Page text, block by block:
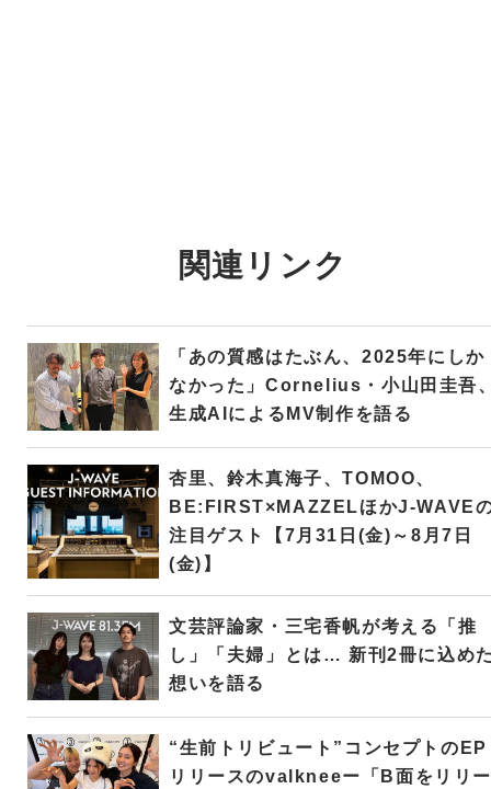
関連リンク
「あの質感はたぶん、2025年にしか
なかった」Cornelius・小山田圭吾
生成AIによるMV制作を語る
杏里、鈴木真海子、TOMOO、
BE:FIRST×MAZZELほかJ-WAVE
注目ゲスト【7月31日(金)～8月7日
(金)】
文芸評論家・三宅香帆が考える「推
し」「夫婦」とは… 新刊2冊に込め
想いを語る
“生前トリビュート”コンセプトのEP
リリースのvalkneeー「B面をリリー